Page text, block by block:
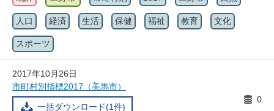
人口 経済 生活 保健 福祉 教育 文化
スポーツ
2017年10月26日
市町村別指標2017（美馬市）
一括ダウンロード(1件)
0